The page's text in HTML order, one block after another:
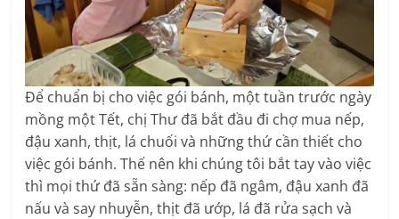
Để chuẩn bị cho việc gói bánh, một tuần trước ngày
mồng một Tết, chị Thư đã bắt đầu đi chợ mua nếp,
đậu xanh, thịt, lá chuối và những thứ cần thiết cho
việc gói bánh. Thế nên khi chúng tôi bắt tay vào việc
thì mọi thứ đã sẵn sàng: nếp đã ngâm, đậu xanh đã
nấu và say nhuyễn, thịt đã ướp, lá đã rửa sạch và